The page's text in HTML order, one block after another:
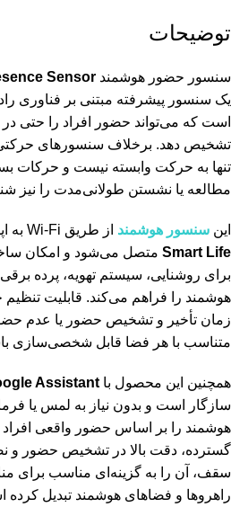
توضیحات
سنسور حضور هوشمند Sensor
است که می‌تواند حضور افراد را حتی
تنها به حرکت وابسته نیست و حرکات
مطالعه یا نشستن طولانی‌مدت را نیز
این سنسور هوشمند از طریق Wi-Fi به اپلیکیشن‌های
Smart Life متصل می‌شود و امکان
برای روشنایی، سیستم تهویه، پرده
هوشمند را فراهم می‌کند. قابلیت
زمان تأخیر و تشخیص حضور یا عدم
متناسب با هر فضا قابل شخصی‌سازی
همچنین این محصول با Assistant
سازگار است و بدون نیاز به لمس یا
هوشمند را بر اساس حضور واقعی
گسترده، دقت بالا در تشخیص حضور و
سقف، آن را به گزینه‌ای مناسب برای
راهروها و فضاهای هوشمند تبدیل کرده